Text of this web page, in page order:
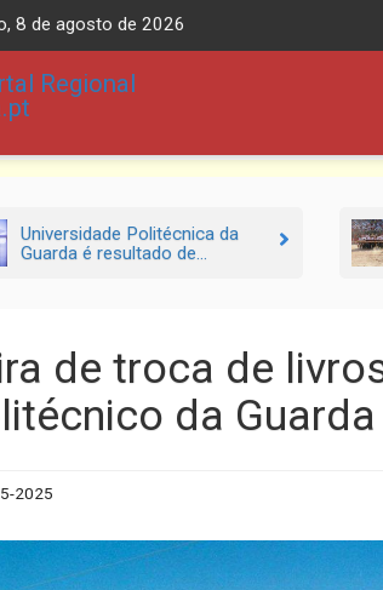
8 de agosto de 2026
Universidade Politécnica da
Guarda é resultado de...
de troca de
da Guarda
2025